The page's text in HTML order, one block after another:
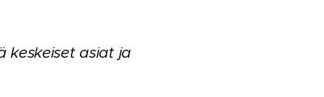
keskeiset asiat ja